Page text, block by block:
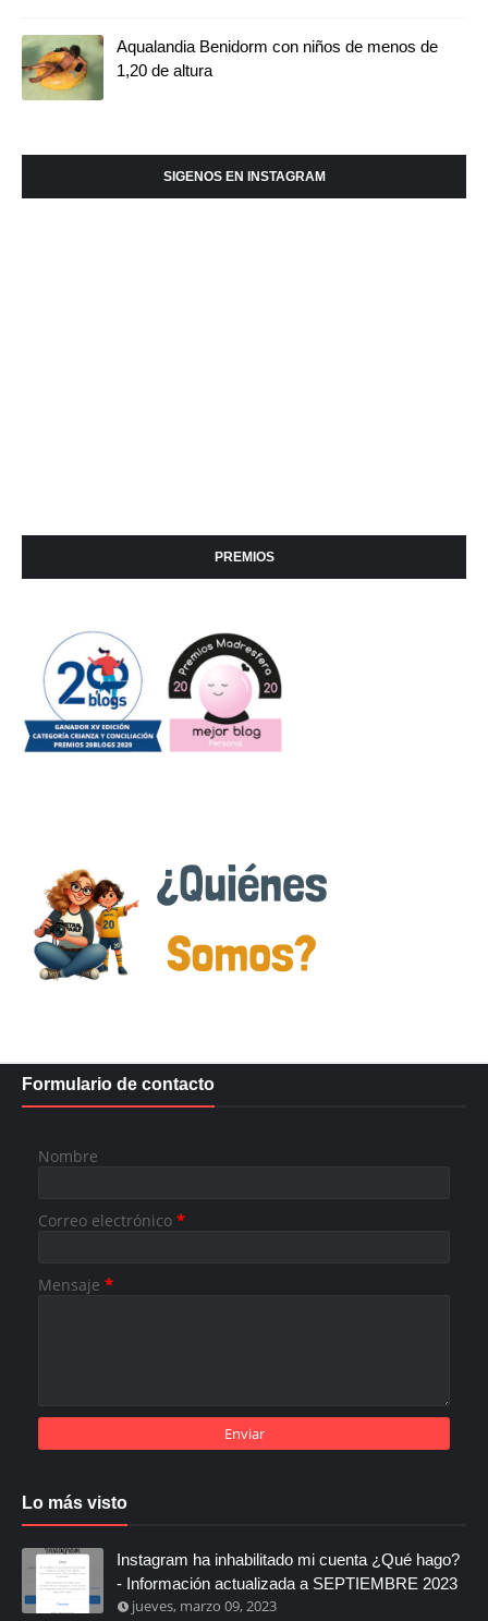
Aqualandia Benidorm con niños de menos de
1,20 de altura
SIGENOS EN INSTAGRAM
PREMIOS
Formulario de contacto
Nombre
Correo electrónico *
Mensaje *
Lo más visto
Instagram ha inhabilitado mi cuenta ¿Qué hago?
- Información actualizada a SEPTIEMBRE 2023
jueves, marzo 09, 2023